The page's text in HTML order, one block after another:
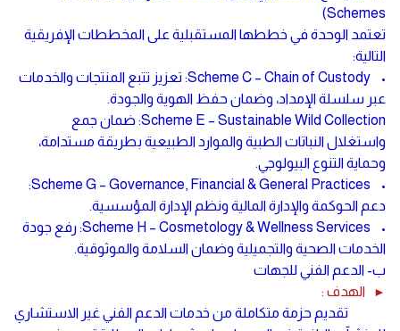
Schemes)
تعتمد الوحدة في خططها المستقبلية على المخططات الإفريقية
التالية:
• Scheme C – Chain of Custody: تعزيز تتبع المنتجات والخدمات
عبر سلسلة الإمداد، وضمان حفظ الهوية والجودة.
Scheme E – Sustainable Wild Collection: ضمان جمع
واستغلال النباتات الطبية والموارد الطبيعية بطريقة مستدامة،
وحماية التنوع البيولوجي.
• Scheme G – Governance, Financial & General Practices:
دعم الحوكمة والإدارة المالية ونظم الإدارة المؤسسية.
• Scheme H – Cosmetology & Wellness Services: رفع جودة
الخدمات الصحية والتجميلية وضمان السلامة والموثوقية.
ب- الدعم الفني للجهات
►
الهدف :
تقديم حزمة متكاملة من خدمات الدعم الفني غير الاستشاري